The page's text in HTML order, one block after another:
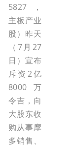
5827，
主板产业
股）昨天
（7月27
日）宣布
斥资2亿
8000万
令吉，向
大股东收
购从事摩
多销售、